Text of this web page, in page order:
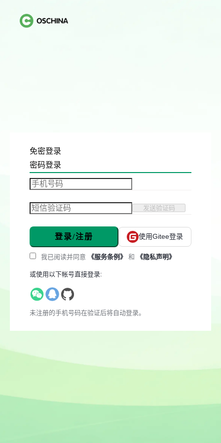
免密登录
密码登录
发送验证码
登录/注册 使用Gitee登录
我已阅读并同意 《服务条例》 和 《隐私声明》
或使用以下帐号直接登录:
未注册的手机号码在验证后将自动登录。